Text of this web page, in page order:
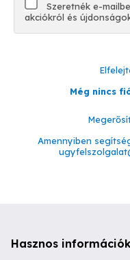
Szeretnék e-
akciókról és
Még nincs
Amennyiben
Hasznos